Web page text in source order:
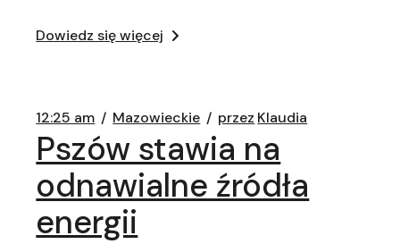
Dowiedz się więcej
12:25 am Mazowieckie przez Klaudia
Pszów stawia na
odnawialne źródła
energii